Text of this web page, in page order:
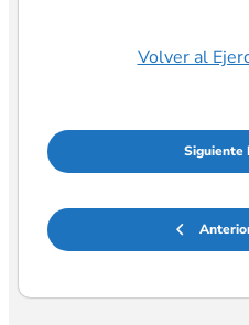
Volver al
Siguiente